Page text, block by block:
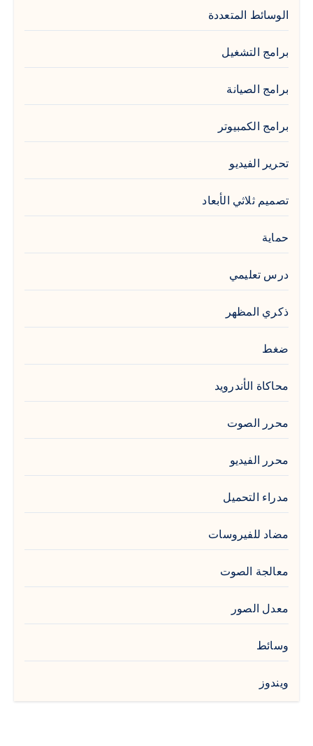
الوسائط المتعددة
برامج التشغيل
برامج الصيانة
برامج الكمبيوتر
تحرير الفيديو
تصميم ثلاثي الأبعاد
حماية
درس تعليمي
ذكري المظهر
ضغط
محاكاة الأندرويد
محرر الصوت
محرر الفيديو
مدراء التحميل
مضاد للفيروسات
معالجة الصوت
معدل الصور
وسائط
ويندوز